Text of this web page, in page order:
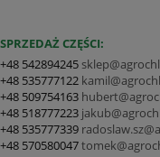
SPRZEDAŻ CZĘŚCI:
+48 542894245
+48 535777122
+48 509754163
+48 518777223
+48 535777339
+48 570580047